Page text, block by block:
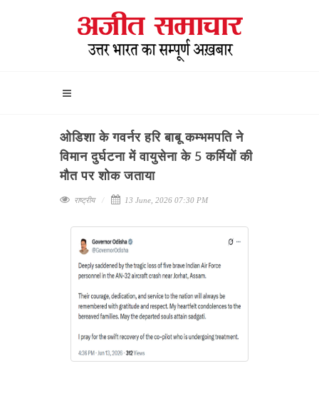
ओडिशा के गवर्नर हरि बाबू कम्भमपति ने
विमान दुर्घटना में वायुसेना के 5 कर्मियों की
मौत पर शोक जताया
राष्ट्रीय 13 June, 2026 07:30 PM